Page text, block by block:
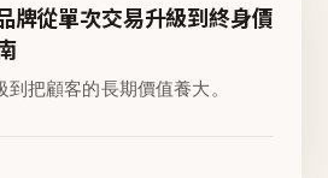
牌從單次交易升級到終身價
把顧客的長期價值養大。